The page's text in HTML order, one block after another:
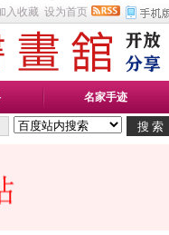
入收藏 设为首页
名家手迹